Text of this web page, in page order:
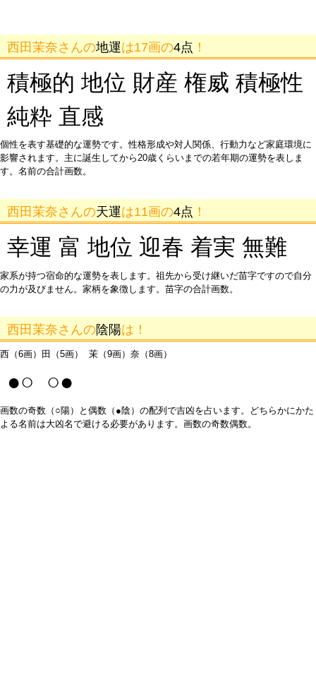
西田茉奈さんの地運は17画の4点 ！
積極的 地位 財産 権威 積極性
純粋 直感
個性を表す基礎的な運勢です。性格形成や対人関係、行動力など家庭環境に
影響されます。主に誕生してから20歳くらいまでの若年期の運勢を表しま
す。名前の合計画数。
西田茉奈さんの天運は11画の4点 ！
幸運 富 地位 迎春 着実 無難
家系が持つ宿命的な運勢を表します。祖先から受け継いだ苗字ですので自分
の力が及びません。家柄を象徴します。苗字の合計画数。
西田茉奈さんの陰陽は！
西（6画）田（5画） 茉（9画）奈（8画）
●○ ○●
画数の奇数（○陽）と偶数（●陰）の配列で吉凶を占います。どちらかにかた
よる名前は大凶名で避ける必要があります。画数の奇数偶数。